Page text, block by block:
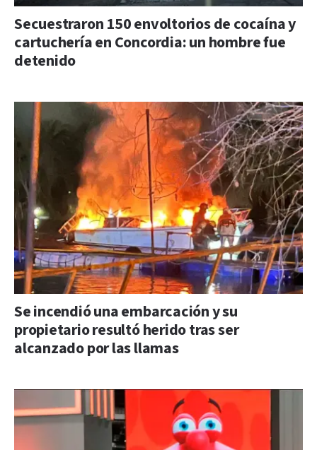
Secuestraron 150 envoltorios de cocaína y
cartuchería en Concordia: un hombre fue
detenido
Se incendió una embarcación y su
propietario resultó herido tras ser
alcanzado por las llamas